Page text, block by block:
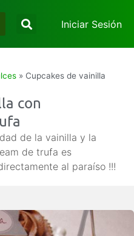
Iniciar Sesión
» Cupcakes de vainilla
con
de la vainilla y la
de trufa es
al paraíso !!!